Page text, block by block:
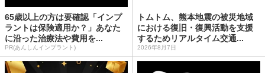
65歳以上の方は要確認「インプ
ラントは保険適用か？」あなた
に沿った治療法や費用を...
PR(あんしんインプラント)
トムトム、熊本地震の被災地域
における復旧・復興活動を支援
するためリアルタイム交通...
2026年8月7日